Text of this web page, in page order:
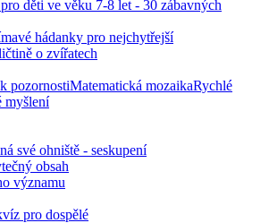
děti ve věku 7-8 let - 30 zábavných
hádanky pro nejchytřejší
o zvířatech
pozornostiMatematická mozaikaRychlé
myšlení
své ohniště - seskupení
obsah
významu
pro dospělé